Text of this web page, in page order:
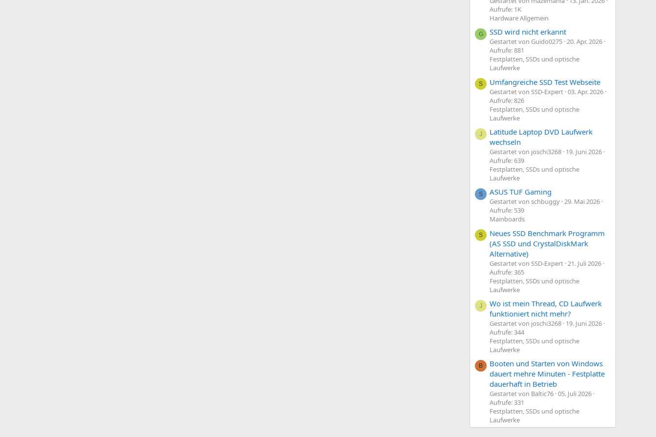
Aufrufe: 1K
Hardware Allgemein
G SSD wird nicht erkannt
Gestartet von Guido0275 20. Apr. 2026
Aufrufe: 881
Festplatten, SSDs und optische
Laufwerke
S Umfangreiche SSD Test Webseite
Gestartet von SSD-Expert 03. Apr. 2026
Aufrufe: 826
Festplatten, SSDs und optische
Laufwerke
J
Latitude Laptop DVD Laufwerk
wechseln
Gestartet von joschi3268 19. Juni 2026
Aufrufe: 639
Festplatten, SSDs und optische
Laufwerke
S ASUS TUF Gaming
Gestartet von schbuggy 29. Mai 2026
Aufrufe: 539
Mainboards
S
Neues SSD Benchmark Programm
(AS SSD und CrystalDiskMark
Alternative)
Gestartet von SSD-Expert 21. Juli 2026
Aufrufe: 365
Festplatten, SSDs und optische
Laufwerke
J
Wo ist mein Thread, CD Laufwerk
funktioniert nicht mehr?
Gestartet von joschi3268 19. Juni 2026
Aufrufe: 344
Festplatten, SSDs und optische
Laufwerke
B
Booten und Starten von Windows
dauert mehre Minuten - Festplatte
dauerhaft in Betrieb
Gestartet von Baltic76 05. Juli 2026
Aufrufe: 331
Festplatten, SSDs und optische
Laufwerke